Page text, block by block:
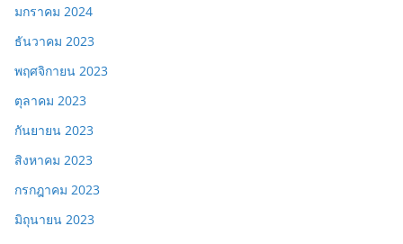
มกราคม 2024
ธันวาคม 2023
พฤศจิกายน 2023
ตุลาคม 2023
กันยายน 2023
สิงหาคม 2023
กรกฎาคม 2023
มิถุนายน 2023